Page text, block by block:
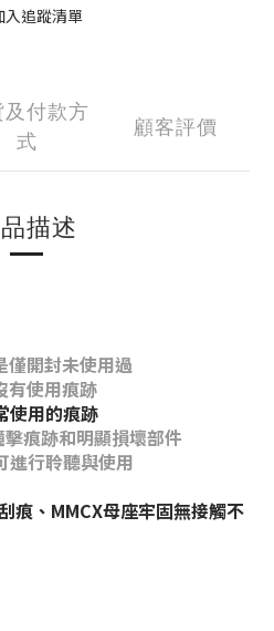
入追蹤清單
及付款方
式
顧客評價
描述
僅開封未使用過
有使用痕跡
使用的痕跡
擊痕跡和明顯損壞部件
進行聆聽與使用
痕、MMCX母座牢固無接觸不